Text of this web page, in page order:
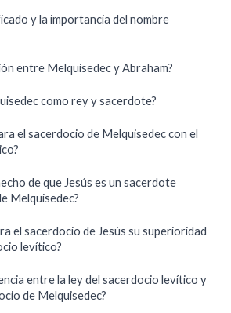
y la importancia del nombre
entre Melquisedec y Abraham?
como rey y sacerdote?
el sacerdocio de Melquisedec con el
de que Jesús es un sacerdote
Melquisedec?
el sacerdocio de Jesús su superioridad
levítico?
entre la ley del sacerdocio levítico y
de Melquisedec?